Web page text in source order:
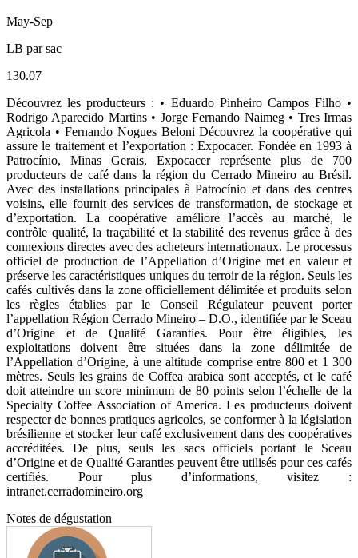
May-Sep
LB par sac
130.07
Découvrez les producteurs : • Eduardo Pinheiro Campos Filho •
Rodrigo Aparecido Martins • Jorge Fernando Naimeg • Tres Irmas
Agricola • Fernando Nogues Beloni Découvrez la coopérative qui
assure le traitement et l’exportation : Expocacer. Fondée en 1993 à
Patrocínio, Minas Gerais, Expocacer représente plus de 700
producteurs de café dans la région du Cerrado Mineiro au Brésil.
Avec des installations principales à Patrocínio et dans des centres
voisins, elle fournit des services de transformation, de stockage et
d’exportation. La coopérative améliore l’accès au marché, le
contrôle qualité, la traçabilité et la stabilité des revenus grâce à des
connexions directes avec des acheteurs internationaux. Le processus
officiel de production de l’Appellation d’Origine met en valeur et
préserve les caractéristiques uniques du terroir de la région. Seuls les
cafés cultivés dans la zone officiellement délimitée et produits selon
les règles établies par le Conseil Régulateur peuvent porter
l’appellation Région Cerrado Mineiro – D.O., identifiée par le Sceau
d’Origine et de Qualité Garanties. Pour être éligibles, les
exploitations doivent être situées dans la zone délimitée de
l’Appellation d’Origine, à une altitude comprise entre 800 et 1 300
mètres. Seuls les grains de Coffea arabica sont acceptés, et le café
doit atteindre un score minimum de 80 points selon l’échelle de la
Specialty Coffee Association of America. Les producteurs doivent
respecter de bonnes pratiques agricoles, se conformer à la législation
brésilienne et stocker leur café exclusivement dans des coopératives
accréditées. De plus, seuls les sacs officiels portant le Sceau
d’Origine et de Qualité Garanties peuvent être utilisés pour ces cafés
certifiés. Pour plus d’informations, visitez :
intranet.cerradomineiro.org
Notes de dégustation